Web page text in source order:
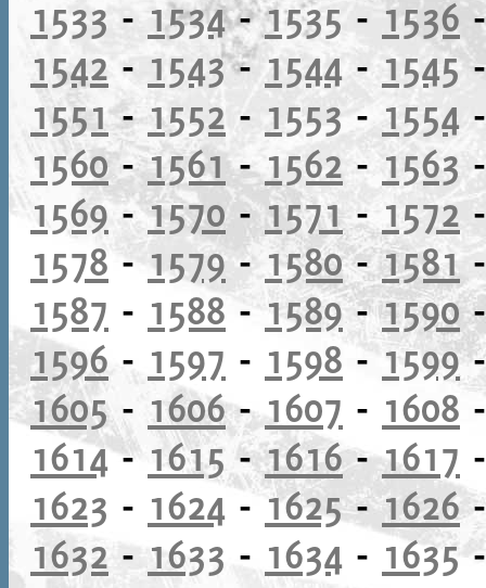
1533 - 1534-1535 - 1536
1542 - 1543-1544- 1545
1551-1552 - 1553- 1554
1560-1561-1562-1563
1569-1570-1571- 1572
1578-1579- 1580-1581
1587 - 1588 -1589-1590
1596- 1597 - 1598 - 1599
1605- 1606-1607 - 1608
1614- 1615 -1616-1617
1623 - 1624 - 1625-1626
1632-1633 - 1634 - 1635